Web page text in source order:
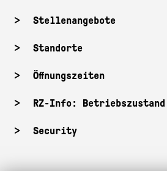
Stellenangebote
Standorte
Öffnungszeiten
RZ-Info: Betriebszustand
Security